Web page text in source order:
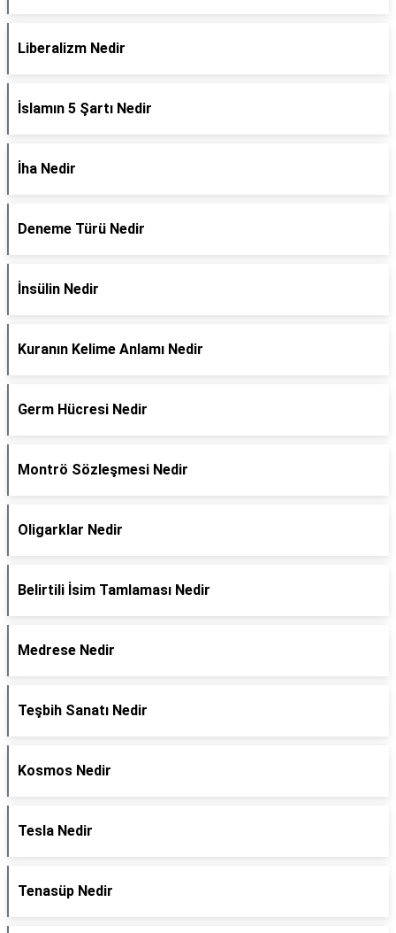
Liberalizm Nedir
İslamın 5 Şartı Nedir
İha Nedir
Deneme Türü Nedir
İnsülin Nedir
Kuranın Kelime Anlamı Nedir
Germ Hücresi Nedir
Montrö Sözleşmesi Nedir
Oligarklar Nedir
Belirtili İsim Tamlaması Nedir
Medrese Nedir
Teşbih Sanatı Nedir
Kosmos Nedir
Tesla Nedir
Tenasüp Nedir